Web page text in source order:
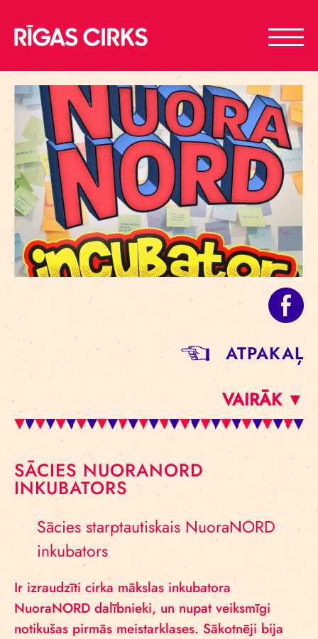
ATPAKAĻ
VAIRĀK ▼
SĀCIES NUORANORD
INKUBATORS
Sācies starptautiskais NuoraNORD
inkubators
Ir izraudzīti cirka mākslas inkubatora
NuoraNORD dalībnieki, un nupat veiksmīgi
notikušas pirmās meistarklases. Sākotnēji bija